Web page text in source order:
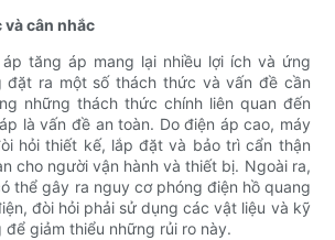
cân nhắc
tăng áp mang lại nhiều lợi ích và ứng
đặt ra một số thách thức và vấn đề cần
những thách thức chính liên quan đến
là vấn đề an toàn. Do điện áp cao, máy
hỏi thiết kế, lắp đặt và bảo trì cẩn thận
cho người vận hành và thiết bị. Ngoài ra,
thể gây ra nguy cơ phóng điện hồ quang
đòi hỏi phải sử dụng các vật liệu và kỹ
giảm thiểu những rủi ro này.